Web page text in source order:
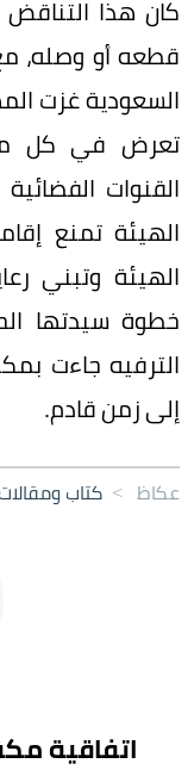
كان هذا
قطعه أو وصله، مع
السعودية غزت
تعرض في كل
القنوات
الهيئة تمنع
الهيئة وتبني
خطوة سيدتها
الترفيه جاءت
إلى زمن قادم.
عكاظ > كتاب ومقالات
اتفاقية